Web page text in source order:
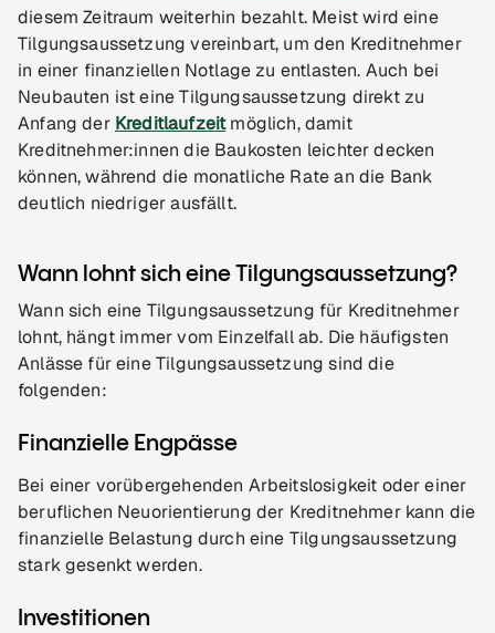
diesem Zeitraum weiterhin bezahlt. Meist wird eine
Tilgungsaussetzung vereinbart, um den Kreditnehmer
in einer finanziellen Notlage zu entlasten. Auch bei
Neubauten ist eine Tilgungsaussetzung direkt zu
Anfang der Kreditlaufzeitmöglich, damit
Kreditnehmer:innen die Baukosten leichter decken
können, während die monatliche Rate an die Bank
deutlich niedriger ausfällt.
Wann lohnt sich eine Tilgungsaussetzung?
Wann sich eine Tilgungsaussetzung für Kreditnehmer
lohnt, hängt immer vom Einzelfall ab. Die häufigsten
Anlässe für eine Tilgungsaussetzung sind die
folgenden:
Finanzielle Engpässe
Bei einer vorübergehenden Arbeitslosigkeit oder einer
beruflichen Neuorientierung der Kreditnehmer kann die
finanzielle Belastung durch eine Tilgungsaussetzung
stark gesenkt werden.
Investitionen